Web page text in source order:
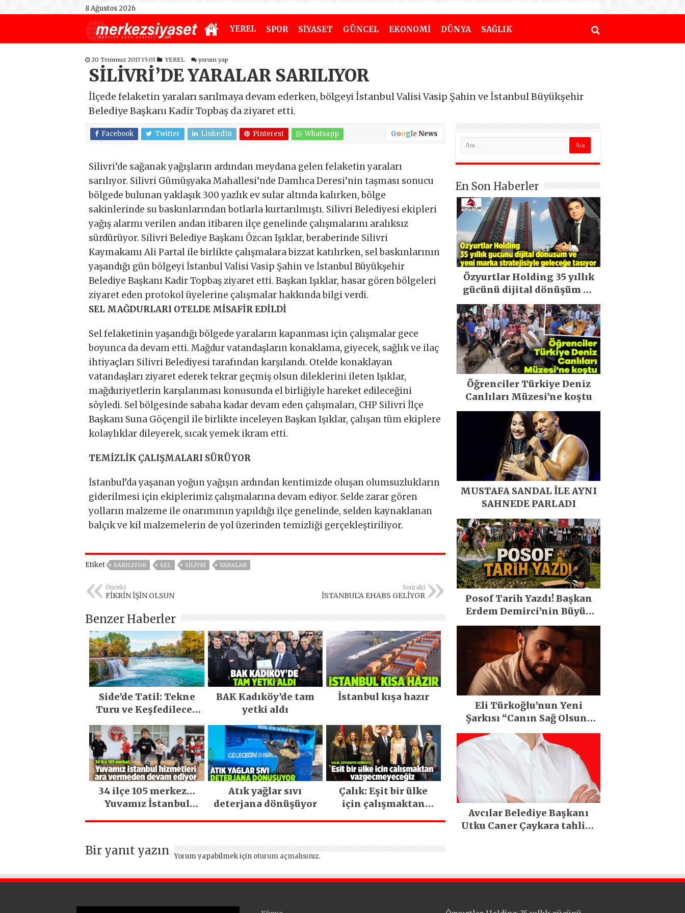
8 Ağustos 2026
YEREL SPOR SİYASET GÜNCEL EKONOMİ DÜNYA SAĞLIK
20 Temmuz 2017 15:03 YEREL yorum yap
SİLİVRİ’DE YARALAR SARILIYOR
İlçede felaketin yaraları sarılmaya devam ederken, bölgeyi İstanbul Valisi Vasip Şahin ve İstanbul Büyükşehir
Belediye Başkanı Kadir Topbaş da ziyaret etti.
Facebook Twitter LinkedIn Pinterest Whatsapp Google News
Silivri’de sağanak yağışların ardından meydana gelen felaketin yaraları
sarılıyor. Silivri Gümüşyaka Mahallesi’nde Damlıca Deresi’nin taşması sonucu
bölgede bulunan yaklaşık 300 yazlık ev sular altında kalırken, bölge
sakinlerinde su baskınlarından botlarla kurtarılmıştı. Silivri Belediyesi ekipleri
yağış alarmı verilen andan itibaren ilçe genelinde çalışmalarını aralıksız
sürdürüyor. Silivri Belediye Başkanı Özcan Işıklar, beraberinde Silivri
Kaymakamı Ali Partal ile birlikte çalışmalara bizzat katılırken, sel baskınlarının
yaşandığı gün bölgeyi İstanbul Valisi Vasip Şahin ve İstanbul Büyükşehir
Belediye Başkanı Kadir Topbaş ziyaret etti. Başkan Işıklar, hasar gören bölgeleri
ziyaret eden protokol üyelerine çalışmalar hakkında bilgi verdi.
SEL MAĞDURLARI OTELDE MİSAFİR EDİLDİ
Sel felaketinin yaşandığı bölgede yaraların kapanması için çalışmalar gece
boyunca da devam etti. Mağdur vatandaşların konaklama, giyecek, sağlık ve ilaç
ihtiyaçları Silivri Belediyesi tarafından karşılandı. Otelde konaklayan
vatandaşları ziyaret ederek tekrar geçmiş olsun dileklerini ileten Işıklar,
mağduriyetlerin karşılanması konusunda el birliğiyle hareket edileceğini
söyledi. Sel bölgesinde sabaha kadar devam eden çalışmaları, CHP Silivri İlçe
Başkanı Suna Göçengil ile birlikte inceleyen Başkan Işıklar, çalışan tüm ekiplere
kolaylıklar dileyerek, sıcak yemek ikram etti.
TEMİZLİK ÇALIŞMALARI SÜRÜYOR
İstanbul’da yaşanan yoğun yağışın ardından kentimizde oluşan olumsuzlukların
giderilmesi için ekiplerimiz çalışmalarına devam ediyor. Selde zarar gören
yolların malzeme ile onarımının yapıldığı ilçe genelinde, selden kaynaklanan
balçık ve kil malzemelerin de yol üzerinden temizliği gerçekleştiriliyor.
Etiket SARILIYOR SEL SİLİVRİ YARALAR
Önceki
FİKRİN İŞİN OLSUN
Sonraki
İSTANBUL’A EHABS GELİYOR
Benzer Haberler
Side’de Tatil: Tekne
Turu ve Keşfedilecek
BAK Kadıköy’de tam
yetki aldı
İstanbul kışa hazır
34 ilçe 105 merkez…
Yuvamız İstanbul
Atık yağlar sıvı
deterjana dönüşüyor
Çalık: Eşit bir ülke
için çalışmaktan
Bir yanıt yazın Yorum yapabilmek için oturum açmalısınız.
En Son Haberler
Özyurtlar Holding 35 yıllık
gücünü dijital dönüşüm ve
yeni marka stratejisiyle
geleceğe taşıyor
Öğrenciler Türkiye Deniz
Canlıları Müzesi’ne koştu
MUSTAFA SANDAL İLE AYNI
SAHNEDE PARLADI
Posof Tarih Yazdı! Başkan
Erdem Demirci’nin Büyük
Emeğiyle Son Yılların En
Büyük Festivali Gerçekleşti
Eli Türkoğlu’nun Yeni
Şarkısı “Canın Sağ Olsun”
Büyük İlgi Gördü!..
Avcılar Belediye Başkanı
Utku Caner Çaykara tahliye